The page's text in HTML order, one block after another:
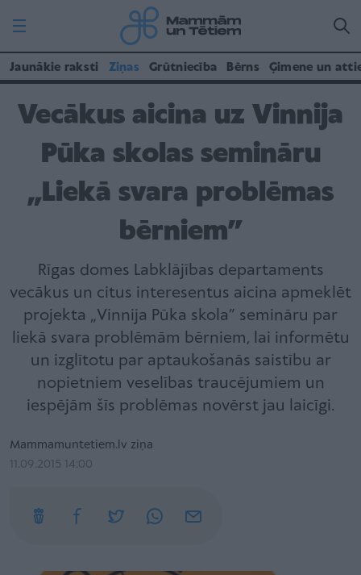
Jaunākie raksti Ziņas Grūtniecība Bērns Ģimene un
Vecākus aicina uz Vinnija
Pūka skolas semināru
„Liekā svara problēmas
bērniem”
Rīgas domes Labklājības departaments
vecākus un citus interesentus aicina apmeklēt
projekta „Vinnija Pūka skola” semināru par
liekā svara problēmām bērniem, lai informētu
un izglītotu par aptaukošanās saistību ar
nopietniem veselības traucējumiem un
iespējām šīs problēmas novērst jau laicīgi.
Mammamuntetiem.lv ziņa
11.09.2015 14:00